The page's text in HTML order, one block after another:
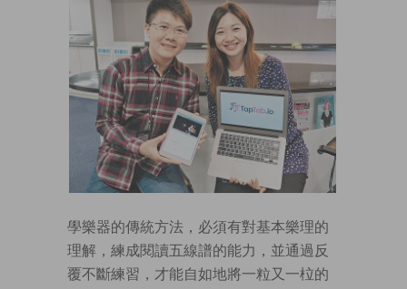
學樂器的傳統方法，必須有對基本樂理的
理解，練成閱讀五線譜的能力，並通過反
覆不斷練習，才能自如地將一粒又一柆的